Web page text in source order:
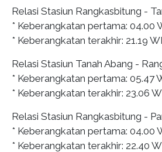
Relasi Stasiun Rangkasbitung -
* Keberangkatan pertama: 04.00
* Keberangkatan terakhir: 21.19
Relasi Stasiun Tanah Abang -
* Keberangkatan pertama: 05.47
* Keberangkatan terakhir: 23.06
Relasi Stasiun Rangkasbitung -
* Keberangkatan pertama: 04.00
* Keberangkatan terakhir: 22.40